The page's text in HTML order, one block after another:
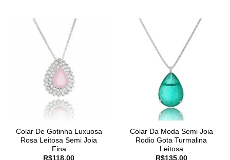
Colar De Gotinha Luxuosa
Rosa Leitosa Semi Joia
Fina
R$118,00
Colar Da Moda Semi Joia
Rodio Gota Turmalina
Leitosa
R$135,00